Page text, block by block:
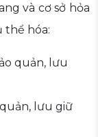
và cơ sở hỏa
thể hóa:
quản, lưu
lưu giữ